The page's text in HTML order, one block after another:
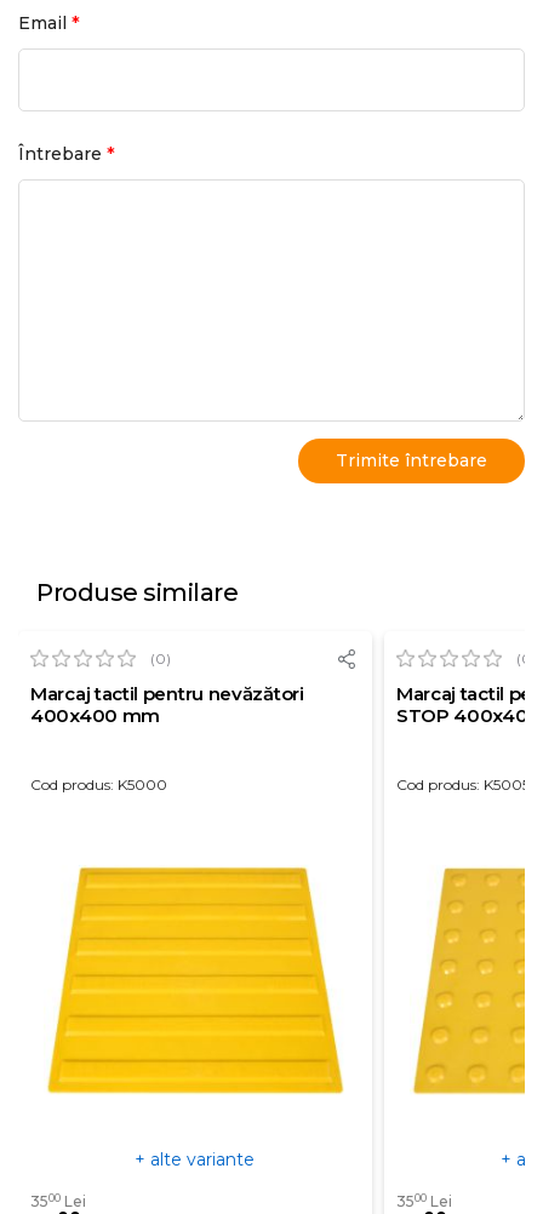
Email *
Întrebare *
Produse similare
(0)
Marcaj tactil pentru nevăzători
400x400 mm
Cod produs: K5000
+ alte variante
3500 Lei
(0)
Marcaj tactil
STOP
Cod produs: K5005
+
3500Lei